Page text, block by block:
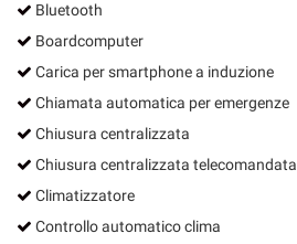
Bluetooth
Boardcomputer
Carica per smartphone a induzione
Chiamata automatica per emergenze
Chiusura centralizzata
Chiusura centralizzata telecomandata
Climatizzatore
Controllo automatico clima